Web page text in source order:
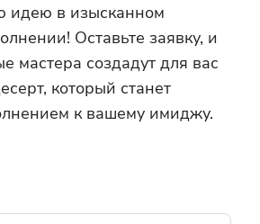
идею в изысканном
Оставьте заявку, и
мастера создадут для вас
который станет
к вашему имиджу.